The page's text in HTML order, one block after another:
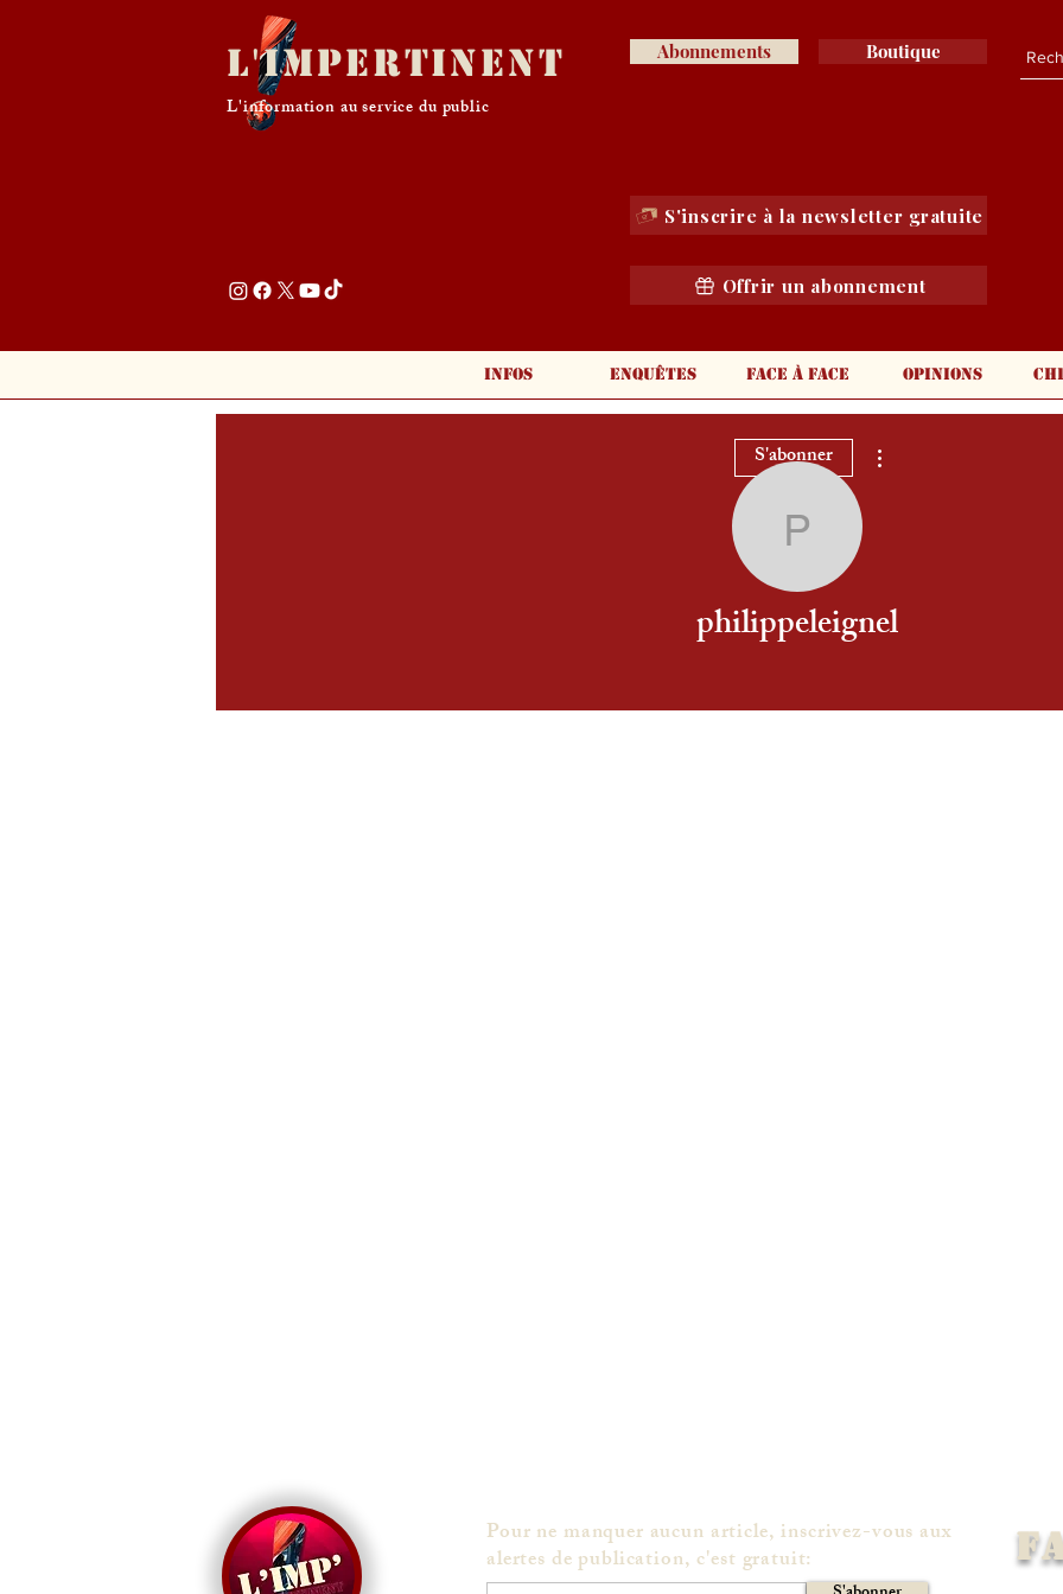
L'Impertinent
L'information au service du public
Abonnements Boutique
S'inscrire à la newsletter gratuite
Offrir un abonnement
Infos Enquêtes Face à face Opinions
philippeleignel
S'abonner
Pour ne manquer aucun article, inscrivez-vous aux
alertes de publication, c'est gratuit: